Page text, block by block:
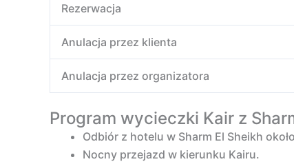
Rezerwacja
Anulacja przez klienta
Anulacja przez organizatora
Program wycieczki Kair z
Odbiór z hotelu w Sharm El Sheikh
Nocny przejazd w kierunku Kairu.